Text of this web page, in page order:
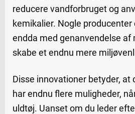
reducere vandforbruget og
kemikalier. Nogle
endda med genanvendelse af
skabe et endnu mere
Disse innovationer betyder, at
har endnu flere muligheder,
uldtøj. Uanset om du leder